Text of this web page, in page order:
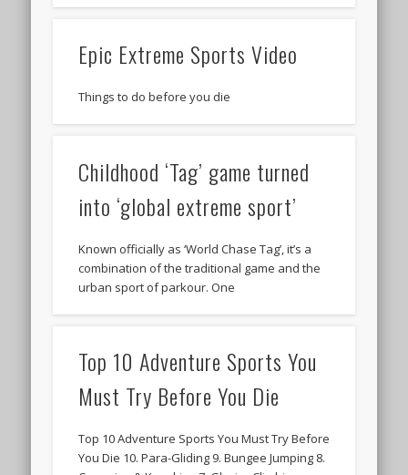
Epic Extreme Sports Video
Things to do before you die
Childhood ‘Tag’ game turned
into ‘global extreme sport’
Known officially as ‘World Chase Tag’, it’s a
combination of the traditional game and the
urban sport of parkour. One
Top 10 Adventure Sports You
Must Try Before You Die
Top 10 Adventure Sports You Must Try Before
You Die 10. Para-Gliding 9. Bungee Jumping 8.